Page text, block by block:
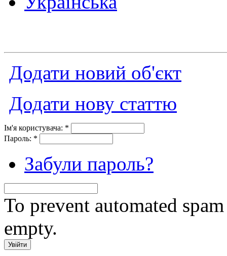
Додати новий об'єкт
Додати нову статтю
Ім'я користувача: *
Пароль: *
Забули пароль?
To prevent automated
empty.